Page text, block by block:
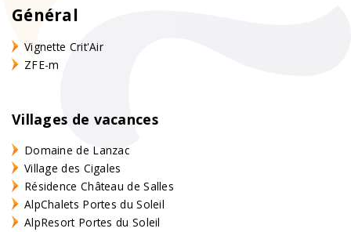
Général
Vignette Crit'Air
ZFE-m
Villages de vacances
Domaine de Lanzac
Village des Cigales
Résidence Château de Salles
AlpChalets Portes du Soleil
AlpResort Portes du Soleil